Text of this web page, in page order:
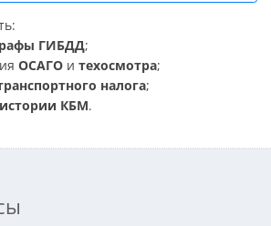
ГИБДД;
ОСАГО и техосмотра;
налога;
истории КБМ.